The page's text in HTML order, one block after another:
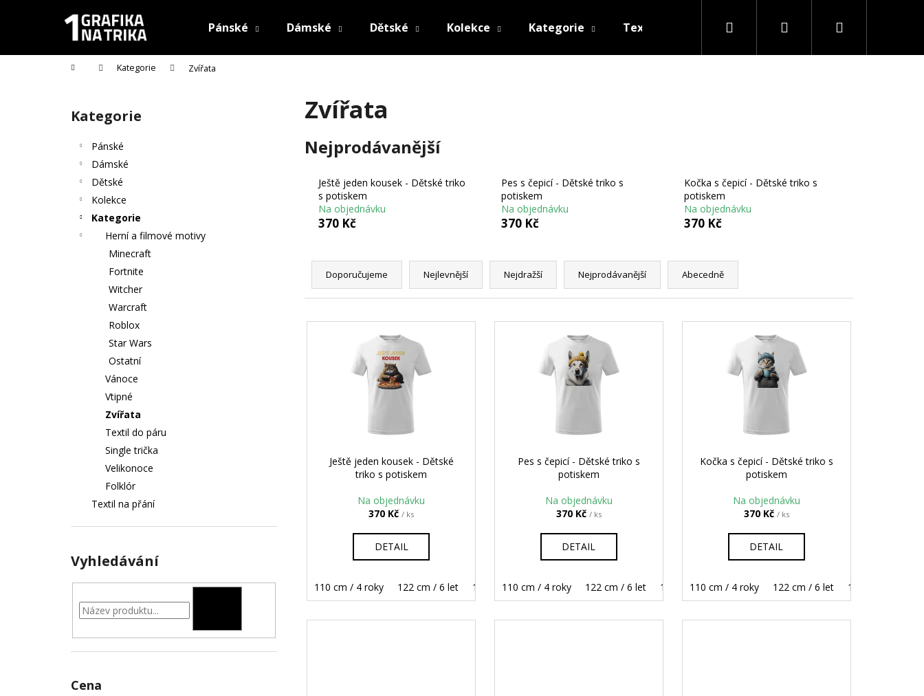
Pánské Dámské Dětské Kolekce Kategorie Textil na přání Hledat PřihlášeníNákupní
Domů Kategorie Zvířata
Přeskočit
kategorie
Kategorie
Pánské
Dámské
Dětské
Kolekce
Kategorie
Herní a filmové motivy
Minecraft
Fortnite
Witcher
Warcraft
Roblox
Star Wars
Ostatní
Vánoce
Vtipné
Zvířata
Textil do páru
Single trička
Velikonoce
Folklór
Textil na přání
Vyhledávání
Cena
Zvířata
Nejprodávanější
Ještě jeden kousek - Dětské triko
s potiskem
Na objednávku
370 Kč
Pes s čepicí - Dětské triko s
potiskem
Na objednávku
370 Kč
Kočka s čepicí - Dětské triko s
potiskem
Na objednávku
370 Kč
Ř
z
Doporučujeme Nejlevnější Nejdražší Nejprodávanější Abecedně
V
Ještě jeden kousek - Dětské
triko s potiskem
Na objednávku
370 Kč/ ks
DETAIL
110 cm / 4 roky 122 cm / 6 let 134 cm / 8 let 146 cm / 10 let 158 cm / 12 let
Pes s čepicí - Dětské triko s
potiskem
Na objednávku
370 Kč / ks
DETAIL
110 cm / 4 roky 122 cm / 6 let 134 cm / 8 let 146 cm / 10 let 158 cm / 12 let
Kočka s čepicí - Dětské triko s
potiskem
Na objednávku
370 Kč / ks
DETAIL
110 cm / 4 roky 122 cm / 6 let 134 cm / 8 let
í
do
do
Doporučujeme
TOUST A NUTELLA - TRIČKA DO PÁRU
POTISKEM
POTISKEM